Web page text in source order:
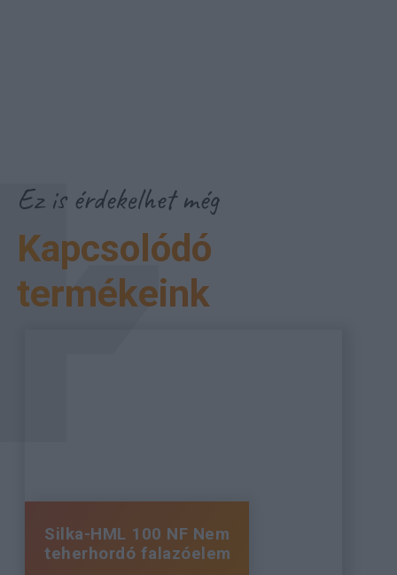
Ez is érdekelhet még
Kapcsolódó
termékeink
Silka-HML 100 NF Nem
teherhordó falazóelem